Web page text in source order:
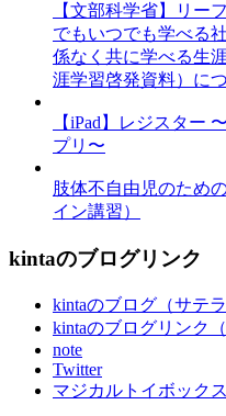
【文部科学省】リ
でもいつでも学べる
係なく共に学べる生
涯学習啓発資料）に
【iPad】レジスター
プリ〜
肢体不自由児のため
イン講習）
kintaのブログリンク
kintaのブログ（サテラ
kintaのブログリンク（
note
Twitter
マジカルトイボックス